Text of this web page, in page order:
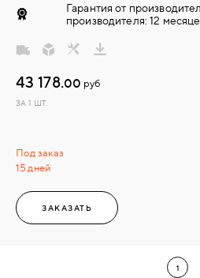
Гарантия от
производителя: 12
Под заказ
15 дней
43 178.00 руб
ЗА 1 ШТ.
ЗАКАЗАТЬ
1